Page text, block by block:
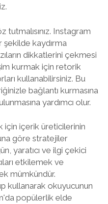
tutmalısınız. Instagram
şekilde kaydırma
dikkatlerini çekmesi
kurmak için retorik
kullanabilirsiniz. Bu
bağlantı kurmasına
yardımcı olur.
içerik üreticilerinin
göre stratejiler
yaratıcı ve ilgi çekici
etkilemek ve
mümkündür.
kullanarak okuyucunun
popülerlik elde